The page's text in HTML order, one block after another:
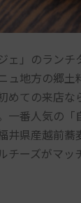
ェ」のラン
ュ地方の郷
めての来店
一番人気の
井県産越前
チーズがマ